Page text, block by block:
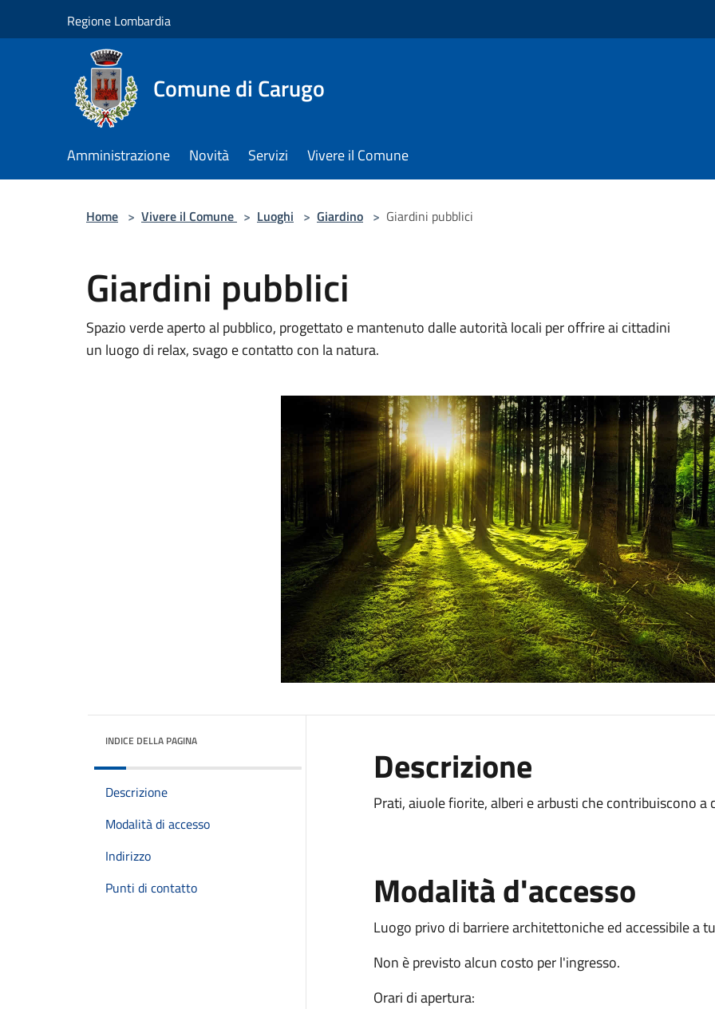
Regione Lombardia
Comune di Carugo
Amministrazione Novità Servizi Vivere il Comune
Home > Vivere il Comune > Luoghi > Giardino > Giardini pubblici
Giardini pubblici
Spazio verde aperto al pubblico, progettato e mantenuto dalle autorità locali per offrire ai cittadini
un luogo di relax, svago e contatto con la natura.
INDICE DELLA PAGINA
Descrizione
Modalità di accesso
Indirizzo
Punti di contatto
Descrizione
Prati, aiuole fiorite, alberi e arbusti che contribuiscono
Modalità d'accesso
Luogo privo di barriere architettoniche ed accessibile a
Non è previsto alcun costo per l'ingresso.
Orari di apertura: